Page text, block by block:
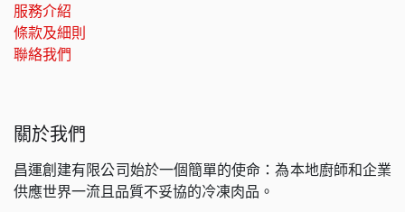
服務介紹
條款及細則
聯絡我們
關於我們
昌運創建有限公司始於一個簡單的使命：為本地廚師和企業
供應世界一流且品質不妥協的冷凍肉品。